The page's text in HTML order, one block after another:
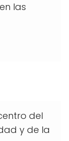
las
del
y de la